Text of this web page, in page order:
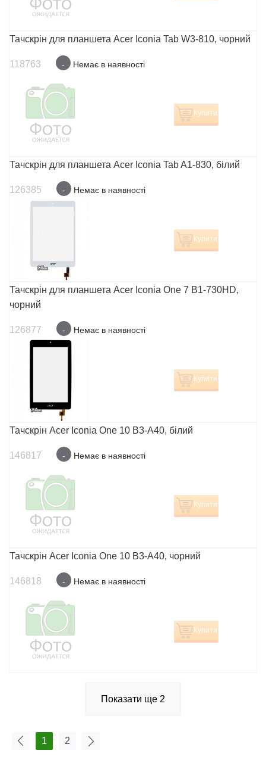
Тачскрін для планшета Acer Iconia Tab W3-810, чорний
118763 - Немає в наявності
Купити
Тачскрін для планшета Acer Iconia Tab A1-830, білий
126385 - Немає в наявності
Купити
Тачскрін для планшета Acer Iconia One 7 B1-730HD,
чорний
126877 - Немає в наявності
Купити
Тачскрін Acer Iconia One 10 B3-A40, білий
146817 - Немає в наявності
Купити
Тачскрін Acer Iconia One 10 B3-A40, чорний
146818 - Немає в наявності
Купити
Показати ще 2
1 2